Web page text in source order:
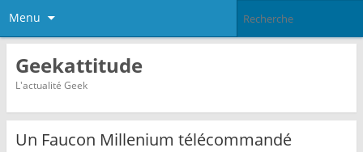
Menu
Geekattitude
L'actualité Geek
Un Faucon Millenium télécommandé